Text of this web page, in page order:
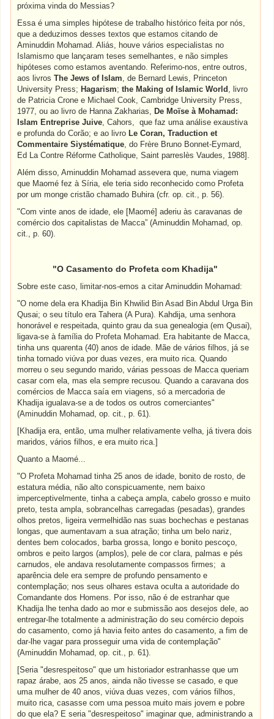
próxima vinda do Messias?
Essa é uma simples hipótese de trabalho histórico feita por nós,
que a deduzimos desses textos que estamos citando de
Aminuddin Mohamad. Aliás, houve vários especialistas no
Islamismo que lançaram teses semelhantes, e não simples
hipóteses como estamos aventando. Referimo-nos, entre outros,
aos livrosThe Jews of Islam, de Bernard Lewis, Princeton
University Press; Hagarism;the Making of Islamic World , livro
de Patricia Crone e Michael Cook, Cambridge University Press,
1977, ou ao livro de Hanna Zakharias, De Moïse à Mohamad:
Islam Entreprise Juive, Cahors, que faz uma análise exaustiva
e profunda do Corão; e ao livro Le Coran, Traduction et
Commentaire Siystématique, do Frère Bruno Bonnet-Eymard,
Ed La Contre Réforme Catholique, Saint parreslès Vaudes, 1988].
Além disso, Aminuddin Mohamad assevera que, numa viagem
que Maomé fez à Síria, ele teria sido reconhecido como Profeta
por um monge cristão chamado Buhira (cfr. op. cit., p. 56).
"Com vinte anos de idade, ele [Maomé] aderiu às caravanas de
comércio dos capitalistas de Macca” (Aminuddin Mohamad, op.
cit., p. 60).
"O Casamento do Profeta com Khadija"
Sobre este caso, limitar-nos-emos a citar Aminuddin Mohamad:
"O nome dela era Khadija Bin Khwilid Bin Asad Bin Abdul Urga Bin
Qusai; o seu título era Tahera (A Pura). Kahdija, uma senhora
honorável e respeitada, quinto grau da sua genealogia (em Qusai),
ligava-se à família do Profeta Mohamad. Era habitante de Macca,
tinha uns quarenta (40) anos de idade. Mãe de vários filhos, já se
tinha tornado viúva por duas vezes, era muito rica. Quando
morreu o seu segundo marido, várias pessoas de Macca queriam
casar com ela, mas ela sempre recusou. Quando a caravana dos
comércios de Macca saía em viagens, só a mercadoria de
Khadija igualava-se a de todos os outros comerciantes"
(Aminuddin Mohamad, op. cit., p. 61).
[Khadija era, então, uma mulher relativamente velha, já tivera dois
maridos, vários filhos, e era muito rica.]
Quanto a Maomé...
"O Profeta Mohamad tinha 25 anos de idade, bonito de rosto, de
estatura média, não alto conspicuamente, nem baixo
imperceptivelmente, tinha a cabeça ampla, cabelo grosso e muito
preto, testa ampla, sobrancelhas carregadas (pesadas), grandes
olhos pretos, ligeira vermelhidão nas suas bochechas e pestanas
longas, que aumentavam a sua atração; tinha um belo nariz,
dentes bem colocados, barba grossa, longo e bonito pescoço,
ombros e peito largos (amplos), pele de cor clara, palmas e pés
carnudos, ele andava resolutamente compassos firmes; a
aparência dele era sempre de profundo pensamento e
contemplação; nos seus olhares estava oculta a autoridade do
Comandante dos Homens. Por isso, não é de estranhar que
Khadija lhe tenha dado ao mor e submissão aos desejos dele, ao
entregar-lhe totalmente a administração do seu comércio depois
do casamento, como já havia feito antes do casamento, a fim de
dar-lhe vagar para prosseguir uma vida de contemplação"
(Aminuddin Mohamad, op. cit., p. 61).
[Seria "desrespeitoso" que um historiador estranhasse que um
rapaz árabe, aos 25 anos, ainda não tivesse se casado, e que
uma mulher de 40 anos, viúva duas vezes, com vários filhos,
muito rica, casasse com uma pessoa muito mais jovem e pobre
do que ela? E seria "desrespeitoso" imaginar que, administrando a